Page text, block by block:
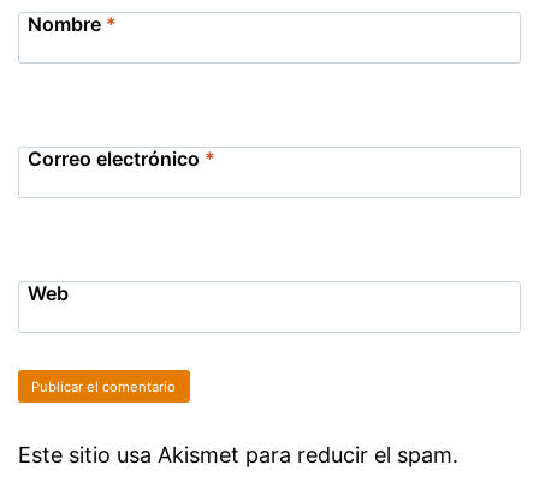
Nombre *
Correo electrónico *
Web
Este sitio usa Akismet para reducir el spam.